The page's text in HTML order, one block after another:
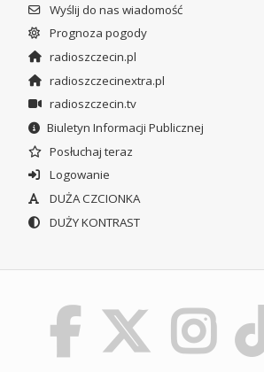
Wyślij do nas wiadomość
Prognoza pogody
radioszczecin.pl
radioszczecinextra.pl
radioszczecin.tv
Biuletyn Informacji Publicznej
Posłuchaj teraz
Logowanie
DUŻA CZCIONKA
DUŻY KONTRAST